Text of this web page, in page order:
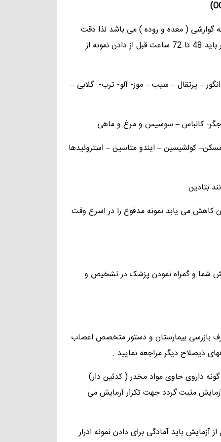
)
گوارشی ( معده و روده ) می باشد لذا دقت
انجام آزمایش برای بیمار حیاتی است و به همین منظور بیمار باید 48 تا 72 ساعت قبل از دادن نمونه از
– پرتقال – سیب – موز- آلو- ترب- گلابی –
جگر- کالباس – سوسیس و مرغ و ماهی
کولشیسین – ایندو متاسین – استروئیدها
بتادین
کاهش می یابد نمونه مدفوع را در اسرع وقت
شما و گمراه نمودن پزشک در تشخیص و
بازرسی بیمارستان و دستور متخصص اعصاب
ذیصلاح دیگر مراجعه نمایید .
داروی حاوی مواد مخدر ( کدئین دار)
مثبت گردد جهت تکرار آزمایش می
آزمایش باید آمادگی برای دادن نمونه ادرار